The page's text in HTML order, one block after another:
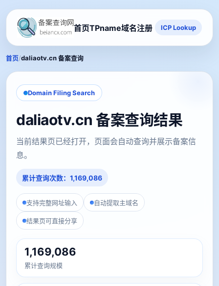
首页TPname域名注册 ICP Lookup
首页/daliaotv.cn 备案查询
Domain Filing Search
daliaotv.cn 备案查询结果
当前结果页已经打开，页面会自动查询并展示备案信
息。
累计查询次数：1,169,086
支持完整网址输入 自动提取主域名
结果页可直接分享
1,169,086
累计查询规模